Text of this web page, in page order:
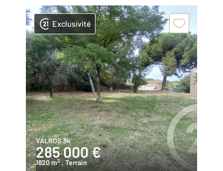
Exclusivité
VALROS 34
285 000 €
1820 m2 , Terrain